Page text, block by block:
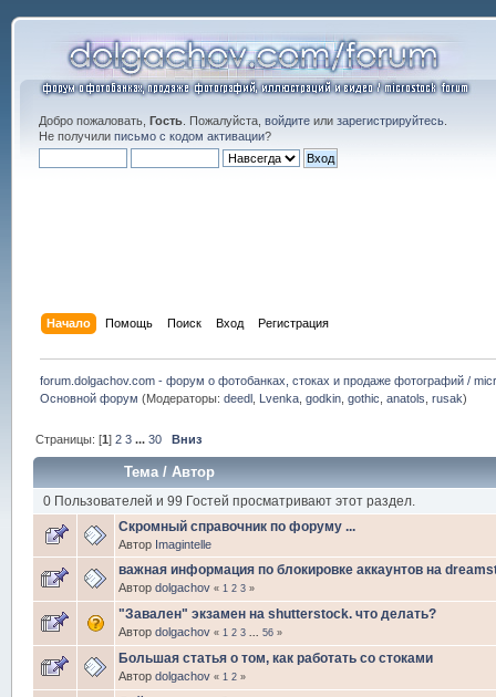
Добро пожаловать, Гость. Пожалуйста, войдитеили зарегистрируйтесь.
Не получили письмо с кодом активации?
Начало Помощь Поиск Вход Регистрация
forum.dolgachov.com - форум о фотобанках, стоках и продаже фотографий /
Основной форум (Модераторы:deedl Lvenka ,godkin ,gothic ,anatols ,rusak)
Страницы: [1]2 3 ...30 Вниз
Тема/ Автор
0 Пользователей и 99 Гостей просматривают этот раздел.
Скромный справочник по форуму ...
Автор Imagintelle
важная информация по блокировке аккаунтов на
Автор dolgachov « 1 2 3»
"Завален" экзамен на shutterstock. что делать?
Автор dolgachov « 1 2 3 56»
Большая статья о том, как работать со стоками
Автор dolgachov « 1 2»